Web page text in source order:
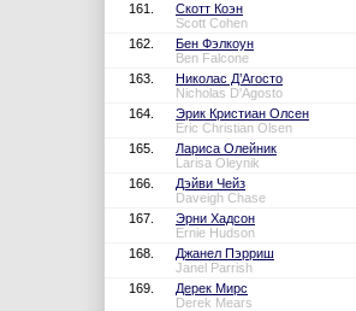
161.
Скотт Коэн
Scott Cohen
162.
Бен Фэлкоун
Ben Falcone
163.
Николас Д’Агосто
Nicholas D'Agosto
164.
Эрик Кристиан Олсен
Eric Christian Olsen
165.
Лариса Олейник
Larisa Oleynik
166.
Дэйви Чейз
Daveigh Chase
167.
Эрни Хадсон
Ernie Hudson
168.
Джанел Пэрриш
Janel Parrish
169.
Дерек Мирс
Derek Mears